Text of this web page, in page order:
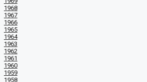
1968
1967
1966
1965
1964
1963
1962
1961
1960
1959
1958